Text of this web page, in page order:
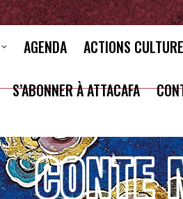
AGENDA ACTIONS
S’ABONNER À ATTACAFA